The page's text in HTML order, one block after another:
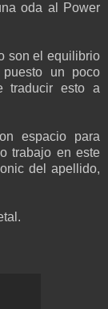
oda al Power
son el equilibrio
un poco
traducir esto a
espacio para
trabajo en este
del apellido,